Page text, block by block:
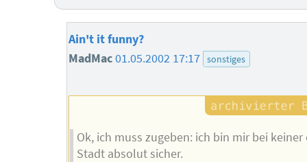
Ain't it funny?
MadMac01.05.2002 17:17 sonstiges
Ok, ich muss zugeben: ich bin mir bei keiner
Stadt absolut sicher.